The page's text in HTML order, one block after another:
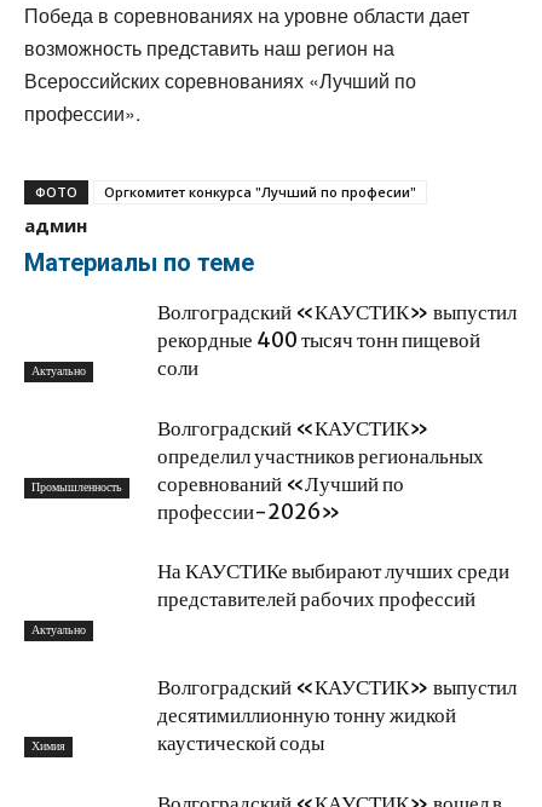
Победа в соревнованиях на уровне области дает
возможность представить наш регион на
Всероссийских соревнованиях «Лучший по
профессии».
ФОТО Оргкомитет конкурса "Лучший по професии"
админ
Материалы по теме
Актуально
Волгоградский «КАУСТИК» выпустил
рекордные 400 тысяч тонн пищевой
соли
Промышленность
Волгоградский «КАУСТИК»
определил участников региональных
соревнований «Лучший по
профессии-2026»
Актуально
На КАУСТИКе выбирают лучших среди
представителей рабочих профессий
Химия
Волгоградский «КАУСТИК» выпустил
десятимиллионную тонну жидкой
каустической соды